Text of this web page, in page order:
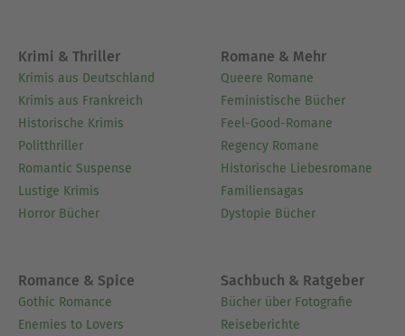
Ausblenden
Krimi & Thriller
Krimis aus Deutschland
Krimis aus Frankreich
Historische Krimis
Politthriller
Romantic Suspense
Lustige Krimis
Horror Bücher
Romane & Mehr
Queere Romane
Feministische Bücher
Feel-Good-Romane
Regency Romane
Historische Liebesromane
Familiensagas
Dystopie Bücher
Romance & Spice
Gothic Romance
Enemies to Lovers
Sachbuch & Ratgeber
Bücher über Fotografie
Reiseberichte